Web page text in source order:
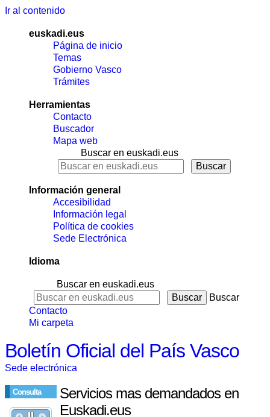
Ir al contenido
euskadi.eus
Página de inicio
Temas
Gobierno Vasco
Trámites
Herramientas
Contacto
Buscador
Mapa web
Buscar en euskadi.eus
Información general
Accesibilidad
Información legal
Política de cookies
Sede Electrónica
Idioma
Buscar en euskadi.eus
Buscar
Contacto
Mi carpeta
Boletín Oficial del País Vasco
Sede electrónica
Consulta
Servicios mas demandados en
Euskadi.eus